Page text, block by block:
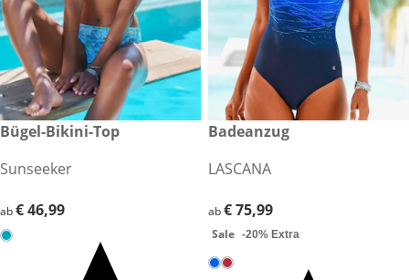
€ 46,99
Bügel-Bikini-Top
Sunseeker
€ 46,99
ab€ 46,99
€ 75,99
Sale
Badeanzug
LASCANA
€ 75,99
ab€ 75,99
Sale -20% Extra